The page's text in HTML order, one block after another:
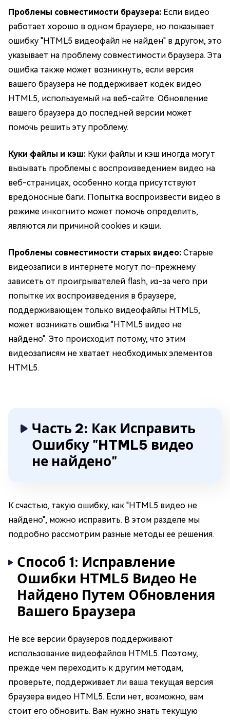
Проблемы совместимости браузера: Если видео
работает хорошо в одном браузере, но показывает
ошибку "HTML5 видеофайл не найден" в другом, это
указывает на проблему совместимости браузера. Эта
ошибка также может возникнуть, если версия
вашего браузера не поддерживает кодек видео
HTML5, используемый на веб-сайте. Обновление
вашего браузера до последней версии может
помочь решить эту проблему.
Куки файлы и кэш: Куки файлы и кэш иногда могут
вызывать проблемы с воспроизведением видео на
веб-страницах, особенно когда присутствуют
вредоносные баги. Попытка воспроизвести видео в
режиме инкогнито может помочь определить,
являются ли причиной cookies и кэши.
Проблемы совместимости старых видео: Старые
видеозаписи в интернете могут по-прежнему
зависеть от проигрывателей flash, из-за чего при
попытке их воспроизведения в браузере,
поддерживающем только видеофайлы HTML5,
может возникать ошибка "HTML5 видео не
найдено". Это происходит потому, что этим
видеозаписям не хватает необходимых элементов
HTML5.
Часть 2: Как Исправить
Ошибку "HTML5 видео
не найдено"
К счастью, такую ошибку, как "HTML5 видео не
найдено", можно исправить. В этом разделе мы
подробно рассмотрим разные методы ее решения.
Способ 1: Исправление
Ошибки HTML5 Видео Не
Найдено Путем Обновления
Вашего Браузера
Не все версии браузеров поддерживают
использование видеофайлов HTML5. Поэтому,
прежде чем переходить к другим методам,
проверьте, поддерживает ли ваша текущая версия
браузера видео HTML5. Если нет, возможно, вам
стоит его обновить. Вам нужно знать текущую